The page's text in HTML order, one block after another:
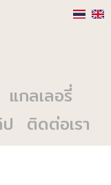
แกลเลอรี่
ติดต่อเรา